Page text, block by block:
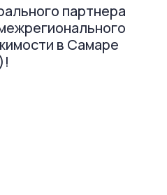
партнера
в Самаре